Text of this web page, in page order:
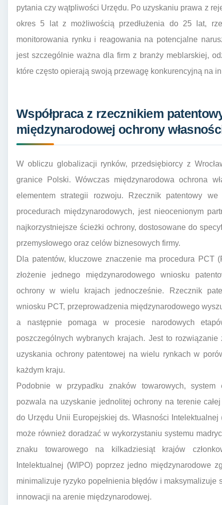
pytania czy wątpliwości Urzędu. Po uzyskaniu prawa z
okres 5 lat z możliwością przedłużenia do 25 lat,
monitorowania rynku i reagowania na potencjalne
jest szczególnie ważna dla firm z branży meblarskiej,
które często opierają swoją przewagę konkurencyjną na
Współpraca z rzecznikiem
międzynarodowej ochrony
W obliczu globalizacji rynków, przedsiębiorcy z
granice Polski. Wówczas międzynarodowa ochrona
elementem strategii rozwoju. Rzecznik patentowy
procedurach międzynarodowych, jest nieocenionym
najkorzystniejsze ścieżki ochrony, dostosowane do
przemysłowego oraz celów biznesowych firmy.
Dla patentów, kluczowe znaczenie ma procedura PCT
złożenie jednego międzynarodowego wniosku
ochrony w wielu krajach jednocześnie. Rzecznik
wniosku PCT, przeprowadzenia międzynarodowego
a następnie pomaga w procesie narodowych
poszczególnych wybranych krajach. Jest to
uzyskania ochrony patentowej na wielu rynkach w
każdym kraju.
Podobnie w przypadku znaków towarowych, system
pozwala na uzyskanie jednolitej ochrony na terenie
do Urzędu Unii Europejskiej ds. Własności
może również doradzać w wykorzystaniu systemu
znaku towarowego na kilkadziesiąt krajów
Intelektualnej (WIPO) poprzez jedno międzynarodowe
minimalizuje ryzyko popełnienia błędów i
innowacji na arenie międzynarodowej.